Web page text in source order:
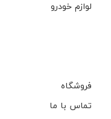
لوازم خودرو
فروشگاه
تماس با ما